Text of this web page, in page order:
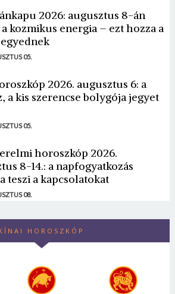
2026: augusztus 8-án
kozmikus energia – ezt hozza a
05.
2026. augusztus 6: a
a kis szerencse bolygója jegyet
05.
horoszkóp 2026.
8-14.: a napfogyatkozás
teszi a kapcsolatokat
08.
HOROSZKÓP